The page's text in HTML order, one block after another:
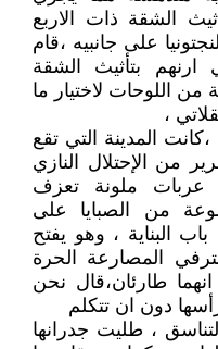
الشقة ذات الاربع
على جانبيه ،قام
بتأثيث الشقة
اللوحات لاختيار ما
،
المدينة التي تقع
من الإحتلال النازي
عربات ملونة تعزف
من الصبايا على
باب البناية ، وهو يفتح
المصارعة الحرة
طارئان،قال نحن
، طليت جدرانها